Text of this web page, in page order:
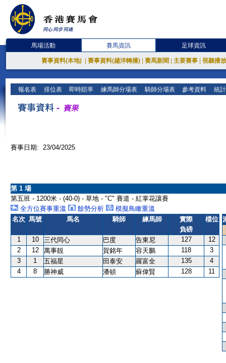
馬場活動 賽馬資訊 足球資訊
賽事資料(本地) 賽事資料(越洋轉播) 賽馬新聞 主要賽事 視聽播
報名表 排位表 即時賠率 練馬師分場表 騎師分場表 參考資料 統
賽事日期: 23/04/2025
第 1 場
第五班 - 1200米 - (40-0) - 草地 - "C" 賽道 - 紅掌花讓賽
全方位賽事重溫
餘勢分析
模擬鳥瞰重溫
名次 馬號 馬名 騎師 練馬師
實際
負磅
檔位
1 10 三代同心 巴度 告東尼 127
12
2
12 萬事靚 賀銘年 容天鵬 118
3
3
1 五福星 田泰安 羅富全 135
4
4
8 勝神威 潘頓 蘇偉賢 128 11